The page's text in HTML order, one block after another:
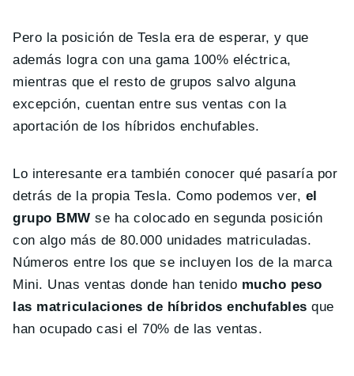
Pero la posición de Tesla era de esperar, y que
además logra con una gama 100% eléctrica,
mientras que el resto de grupos salvo alguna
excepción, cuentan entre sus ventas con la
aportación de los híbridos enchufables.
Lo interesante era también conocer qué pasaría por
detrás de la propia Tesla. Como podemos ver, el
grupo BMW se ha colocado en segunda posición
con algo más de 80.000 unidades matriculadas.
Números entre los que se incluyen los de la marca
Mini. Unas ventas donde han tenido mucho peso
las matriculaciones de híbridos enchufables que
han ocupado casi el 70% de las ventas.